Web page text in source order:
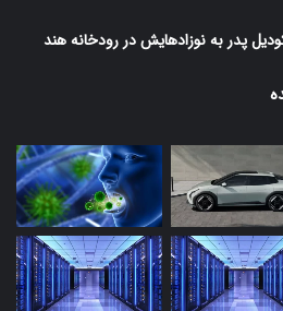
پدر به نوزادهایش در رودخانه هند